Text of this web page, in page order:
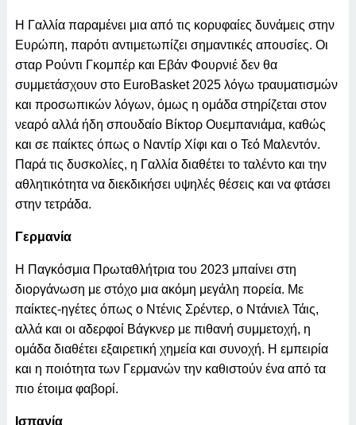
Η Γαλλία παραμένει μια από τις κορυφαίες δυνάμεις στην
Ευρώπη, παρότι αντιμετωπίζει σημαντικές απουσίες. Οι
σταρ Ρούντι Γκομπέρ και Εβάν Φουρνιέ δεν θα
συμμετάσχουν στο EuroBasket 2025 λόγω τραυματισμών
και προσωπικών λόγων, όμως η ομάδα στηρίζεται στον
νεαρό αλλά ήδη σπουδαίο Βίκτορ Ουεμπανιάμα, καθώς
και σε παίκτες όπως ο Ναντίρ Χίφι και ο Τεό Μαλεντόν.
Παρά τις δυσκολίες, η Γαλλία διαθέτει το ταλέντο και την
αθλητικότητα να διεκδικήσει υψηλές θέσεις και να φτάσει
στην τετράδα.
Γερμανία
Η Παγκόσμια Πρωταθλήτρια του 2023 μπαίνει στη
διοργάνωση με στόχο μια ακόμη μεγάλη πορεία. Με
παίκτες-ηγέτες όπως ο Ντένις Σρέντερ, ο Ντάνιελ Τάις,
αλλά και οι αδερφοί Βάγκνερ με πιθανή συμμετοχή, η
ομάδα διαθέτει εξαιρετική χημεία και συνοχή. Η εμπειρία
και η ποιότητα των Γερμανών την καθιστούν ένα από τα
πιο έτοιμα φαβορί.
Ισπανία